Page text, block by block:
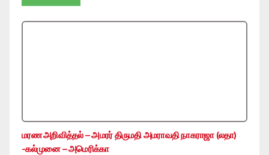
மரண அறிவித்தல் – அமரர் திருமதி அமராவதி நாகராஜா (லதா)
-கல்முனை – அமெரிக்கா